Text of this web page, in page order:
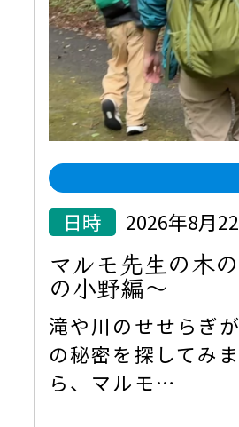
日時
2026年8月
マルモ先生の木
の小野編～
滝や川のせせらぎ
の秘密を探してみ
ら、マルモ…